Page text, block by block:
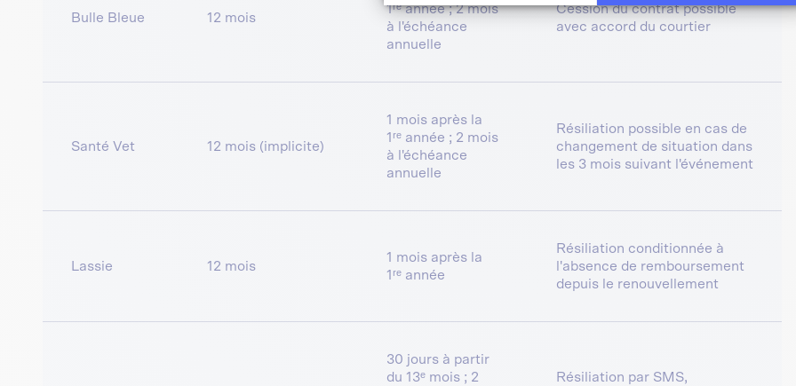
Bulle Bleue 12 mois
1ʳᵉ année ; 2 mois
à l'échéance
annuelle
Cession du contrat possible
avec accord du courtier
Santé Vet 12 mois (implicite)
1 mois après la
1ʳᵉ année ; 2 mois
à l'échéance
annuelle
Résiliation possible en cas de
changement de situation dans
les 3 mois suivant l'événement
Lassie 12 mois
1 mois après la
1ʳᵉ année
Résiliation conditionnée à
l'absence de remboursement
depuis le renouvellement
30 jours à partir
du 13ᵉ mois ; 2
Résiliation par SMS,